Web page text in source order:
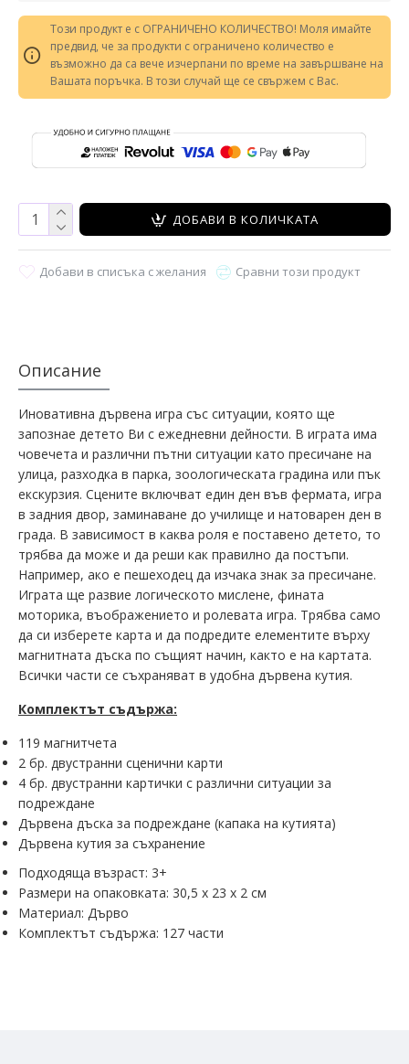
ДОБАВИ В КОЛИЧКАТА
Добави в списъка с желания Сравни този продукт
Този продукт е с ОГРАНИЧЕНО КОЛИЧЕСТВО! Моля имайте
предвид, че за продукти с ограничено количество е
възможно да са вече изчерпани по време на завършване на
Вашата поръчка. В този случай ще се свържем с Вас.
Описание
Иновативна дървена игра със ситуации, която ще
запознае детето Ви с ежедневни дейности. В играта има
човечета и различни пътни ситуации като пресичане на
улица, разходка в парка, зоологическата градина или пък
екскурзия. Сцените включват един ден във фермата, игра
в задния двор, заминаване до училище и натоварен ден в
града. В зависимост в каква роля е поставено детето, то
трябва да може и да реши как правилно да постъпи.
Например, ако е пешеходец да изчака знак за пресичане.
Играта ще развие логическото мислене, фината
моторика, въображението и ролевата игра. Трябва само
да си изберете карта и да подредите елементите върху
магнитната дъска по същият начин, както е на картата.
Всички части се съхраняват в удобна дървена кутия.
Комплектът съдържа:
119 магнитчета
2 бр. двустранни сценични карти
4 бр. двустранни картички с различни ситуации за
подреждане
Дървена дъска за подреждане (капака на кутията)
Дървена кутия за съхранение
Подходяща възраст: 3+
Размери на опаковката: 30,5 х 23 х 2 см
Материал: Дърво
Комплектът съдържа: 127 части